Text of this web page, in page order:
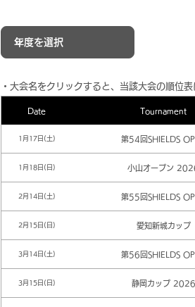
・大会名をクリックすると、当該大会の順位表
Date Tournament
1月17日(土) 第54回SHIELDS
1月18日(日) 小山オープン
2月14日(土) 第55回SHIELDS
2月15日(日) 愛知新城カップ
3月14日(土) 第56回SHIELDS
3月15日(日) 静岡カップ 2026